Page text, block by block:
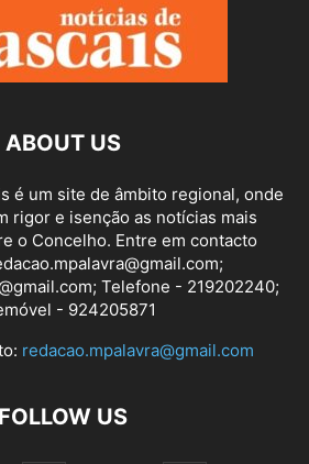
ABOUT US
é um site de âmbito regional, onde
rigor e isenção as notícias mais
o Concelho. Entre em contacto
Telefone - 219202240;
- 924205871
redacao.mpalavra@gmail.com
FOLLOW US